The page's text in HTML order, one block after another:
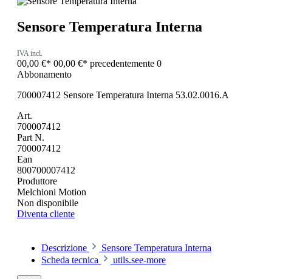
Sensore Temperatura Interna
IVA incl.
00,00 €* 00,00 €* precedentemente 0
Abbonamento
700007412 Sensore Temperatura Interna 53.02.0016.A
Art.
700007412
Part N.
700007412
Ean
800700007412
Produttore
Melchioni Motion
Non disponibile
Diventa cliente
Descrizione
Sensore Temperatura Interna
Scheda tecnica
utils.see-more